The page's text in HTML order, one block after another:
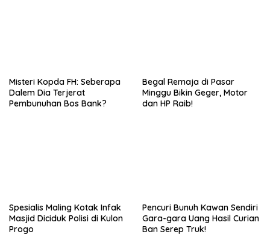
Misteri Kopda FH: Seberapa
Dalem Dia Terjerat
Pembunuhan Bos Bank?
Begal Remaja di Pasar
Minggu Bikin Geger, Motor
dan HP Raib!
Spesialis Maling Kotak Infak
Masjid Diciduk Polisi di Kulon
Progo
Pencuri Bunuh Kawan Sendiri
Gara-gara Uang Hasil Curian
Ban Serep Truk!